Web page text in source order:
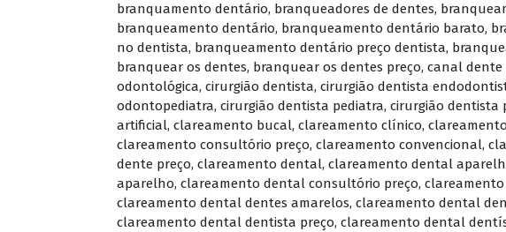
branquamento dentário, branqueadores de dentes,
branqueamento dentário, branqueamento dentário barato,
no dentista, branqueamento dentário preço dentista,
branquear os dentes, branquear os dentes preço, canal dente
odontológica, cirurgião dentista, cirurgião dentista
odontopediatra, cirurgião dentista pediatra, cirurgião dentista
artificial, clareamento bucal, clareamento clínico,
clareamento consultório preço, clareamento convencional,
dente preço, clareamento dental, clareamento dental
aparelho, clareamento dental consultório preço,
clareamento dental dentes amarelos, clareamento dental
clareamento dental dentista preço, clareamento dental